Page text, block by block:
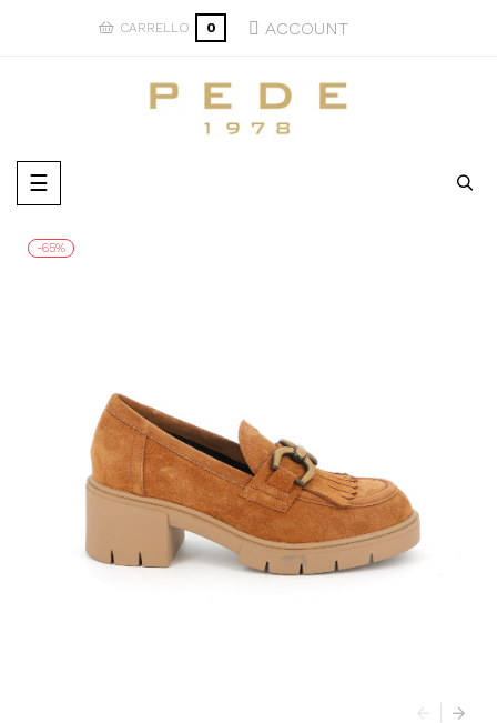
CARRELLO 0 ACCOUNT
navigazione
Toggle
☰
-65%